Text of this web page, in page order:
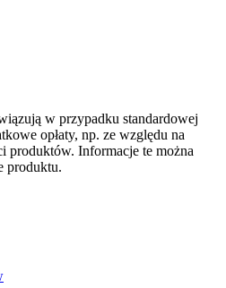
w przypadku standardowej
opłaty, np. ze względu na
produktów. Informacje te można
produktu.